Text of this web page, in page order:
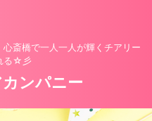
斎橋で一人一人が輝くチアリー
る☆彡
ンパニー